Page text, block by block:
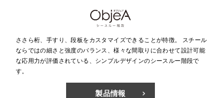
ささら桁、手すり、段板をカスタマイズできることが特徴。 スチール
ならではの細さと強度のバランス、様々な間取りに合わせて設計可能
な応用力が評価されている、シンプルデザインのシースルー階段で
す。
製品情報